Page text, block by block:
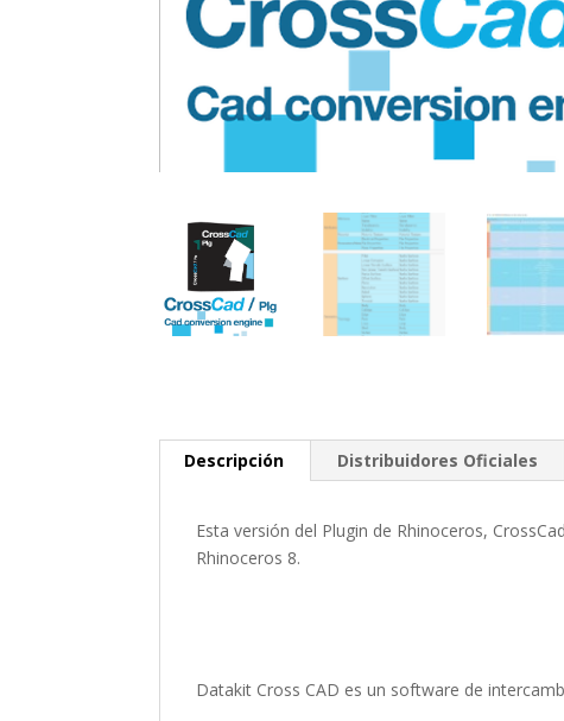
Descripción Distribuidores Oficiales
Esta versión del Plugin de Rhinoceros,
Rhinoceros 8.
Datakit Cross CAD es un software de